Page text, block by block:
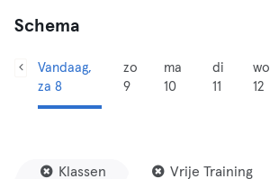
Schema
Vandaag,
za 8
zo
9
ma
10
di
11
wo
12
Klassen Vrije Training